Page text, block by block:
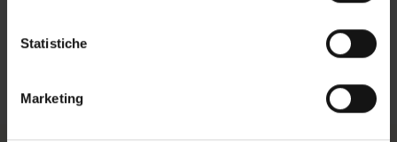
Statistiche
Marketing